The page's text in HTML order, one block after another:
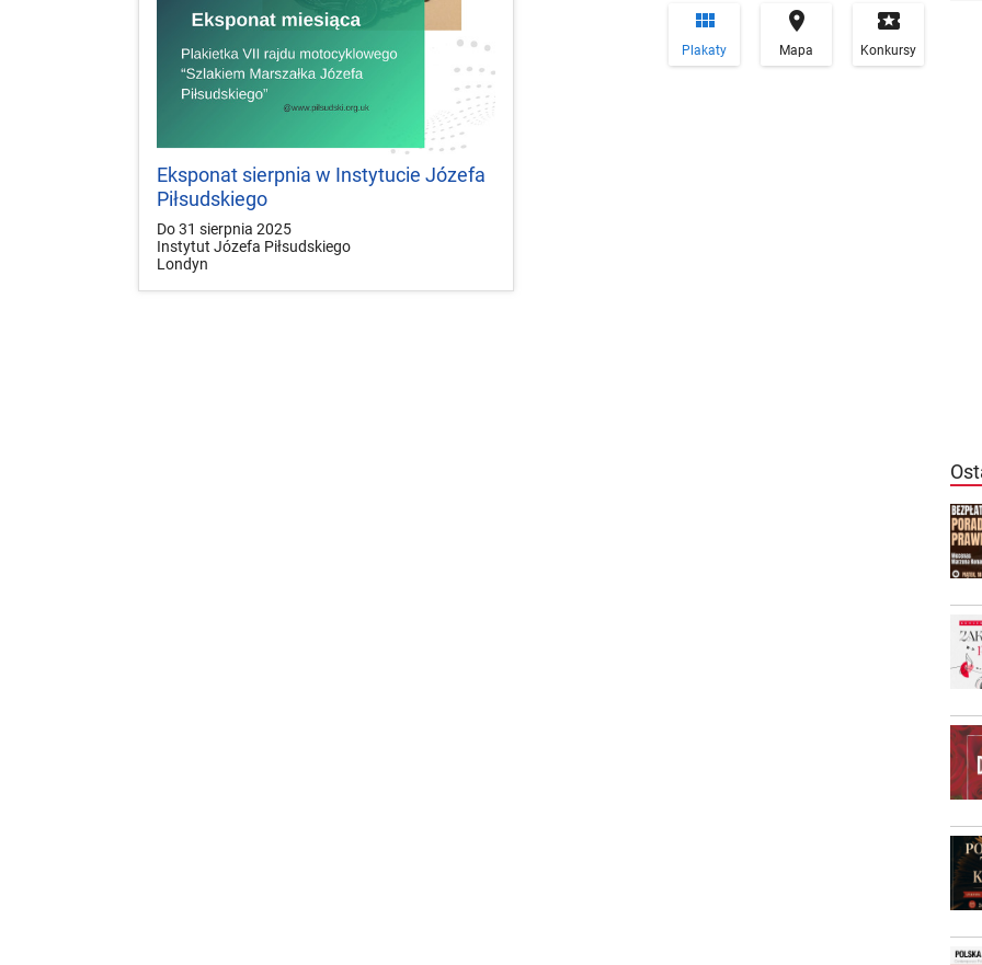

Plakaty

Mapa
local_play
Konkursy
Eksponat sierpnia w Instytucie Józefa
Piłsudskiego
Do 31 sierpnia 2025
Instytut Józefa Piłsudskiego
Londyn